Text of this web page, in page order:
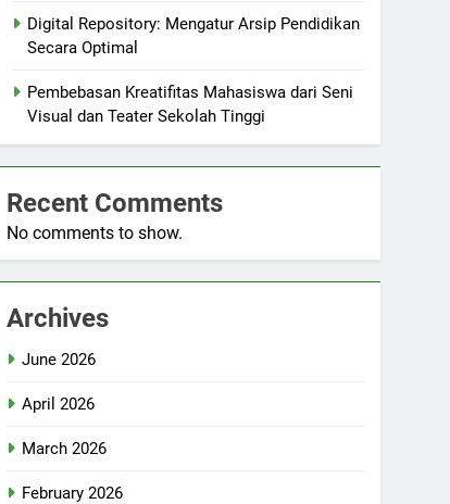
Digital Repository: Mengatur Arsip Pendidikan
Secara Optimal
Pembebasan Kreatifitas Mahasiswa dari Seni
Visual dan Teater Sekolah Tinggi
Recent Comments
No comments to show.
Archives
June 2026
April 2026
March 2026
February 2026